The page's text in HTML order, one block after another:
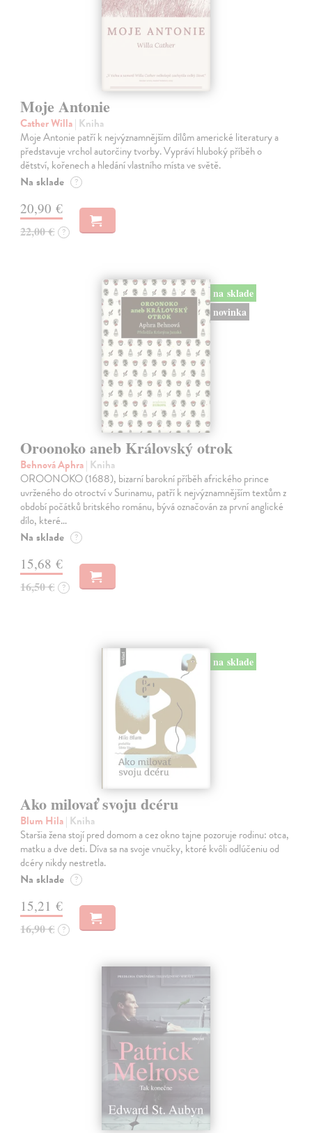
Moje Antonie
Cather Willa| Kniha
Moje Antonie patří k nejvýznamnějším dílům americké literatury a
představuje vrchol autorčiny tvorby. Vypráví hluboký příběh o
dětství, kořenech a hledání vlastního místa ve světě.
Na sklade ?
20,90 €
22,00 € ?
na sklade
novinka
Oroonoko aneb Královský otrok
Behnová Aphra| Kniha
OROONOKO (1688), bizarní barokní příběh afrického prince
uvrženého do otroctví v Surinamu, patří k nejvýznamnějším textům z
období počátků britského románu, bývá označován za první anglické
dílo, které…
Na sklade ?
15,68 €
16,50 € ?
na sklade
Ako milovať svoju dcéru
Blum Hila| Kniha
Staršia žena stojí pred domom a cez okno tajne pozoruje rodinu: otca,
matku a dve deti. Díva sa na svoje vnučky, ktoré kvôli odlúčeniu od
dcéry nikdy nestretla.
Na sklade ?
15,21 €
16,90 € ?